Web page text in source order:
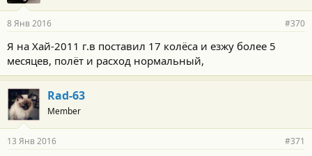
8 Янв 2016 #370
Я на Хай-2011 г.в поставил 17 колёса и езжу более 5
месяцев, полёт и расход нормальный,
Rad-63
Member
13 Янв 2016 #371